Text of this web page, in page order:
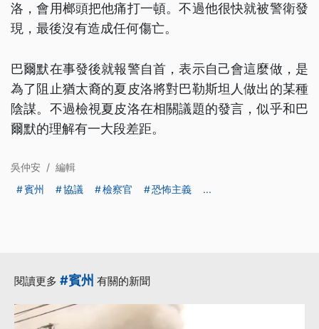
洛，會用榔頭把他痛打一頓。不過他很快就被警衛發
現，最後沒有造成任何傷亡。
巴爾默在事發後就報警自首，表示自己會這麼做，是
為了阻止猶太裔的夏皮洛將對巴勒斯坦人做出的某種
陰謀。不過檢視夏皮洛在相關議題的發言，似乎和巴
爾默的理解有一大段差距。
吳仲安 / 編輯
賓州
協議 檢察官 恐怖主義 ...
閱讀更多 #賓州 有關的新聞